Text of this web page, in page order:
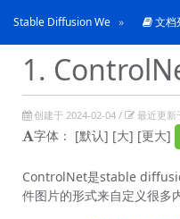
Stable Diffusion WebUI 从入门到
文档
1.
创建于 2024-02-04 / 最近更新
字体： [默认] [大] [更大]
ControlNet是stable
件图片的形式来自定义很多